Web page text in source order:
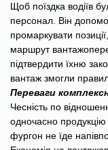
Щоб поїздка водіїв
персонал. Він
промаркувати
маршрут
підтвердити їхню
вантаж змогли
Переваги
Чесність по
одночасно продукцію
фургон не їде